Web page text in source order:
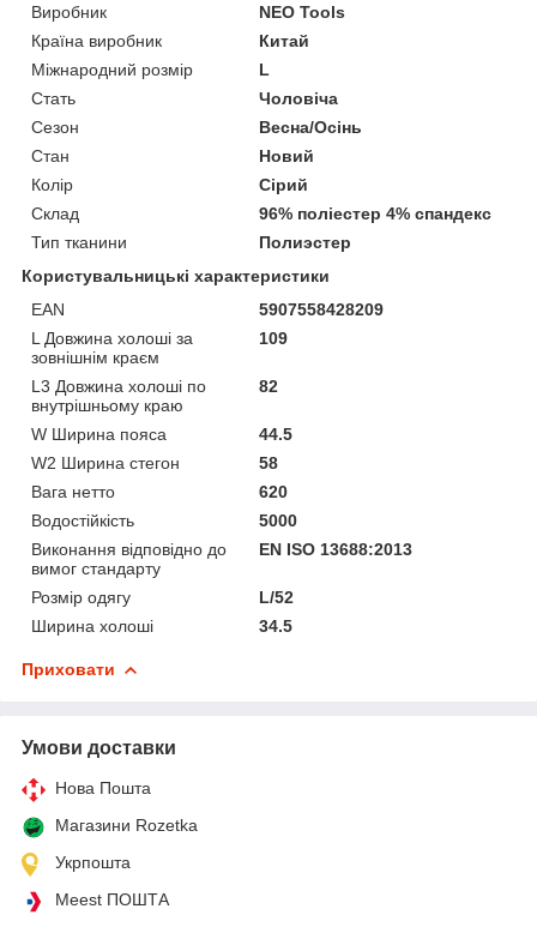
Виробник
NEO Tools
Країна виробник
Китай
Міжнародний розмір
L
Стать
Чоловіча
Сезон
Весна/Осінь
Стан
Новий
Колір
Сірий
Склад
96% поліестер 4% спандекс
Тип тканини
Полиэстер
Користувальницькі характеристики
EAN
5907558428209
L Довжина холоші за
зовнішнім краєм
109
L3 Довжина холоші по
внутрішньому краю
82
W Ширина пояса
44.5
W2 Ширина стегон
58
Вага нетто
620
Водостійкість
5000
Виконання відповідно до
вимог стандарту
EN ISO 13688:2013
Розмір одягу
L/52
Ширина холоші
34.5
Приховати
Умови доставки
Нова Пошта
Магазини Rozetka
Укрпошта
Meest ПОШТА